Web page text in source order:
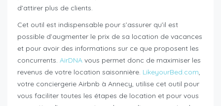
d’attirer plus de clients.
Cet outil est indispensable pour s’assurer qu’il est
possible d’augmenter le prix de sa location de vacances
et pour avoir des informations sur ce que proposent les
concurrents. AirDNA vous permet donc de maximiser les
revenus de votre location saisonnière. LikeyourBed.com,
votre conciergerie Airbnb à Annecy, utilise cet outil pour
vous faciliter toutes les étapes de location et pour vous